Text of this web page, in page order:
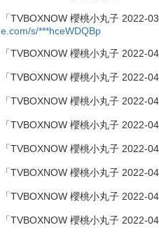
「TVBOXNOW 櫻桃小丸子 2022-
e.com/s/***hceWDQBp
「TVBOXNOW 櫻桃小丸子 2022-
「TVBOXNOW 櫻桃小丸子 2022-
「TVBOXNOW 櫻桃小丸子 2022-
「TVBOXNOW 櫻桃小丸子 2022-
「TVBOXNOW 櫻桃小丸子 2022-
「TVBOXNOW 櫻桃小丸子 2022-
「TVBOXNOW 櫻桃小丸子 2022-
「TVBOXNOW 櫻桃小丸子 2022-